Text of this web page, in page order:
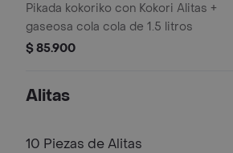
Pikada kokoriko con Kokori Alitas +
gaseosa cola cola de 1.5 litros
$ 85.900
Alitas
10 Piezas de Alitas